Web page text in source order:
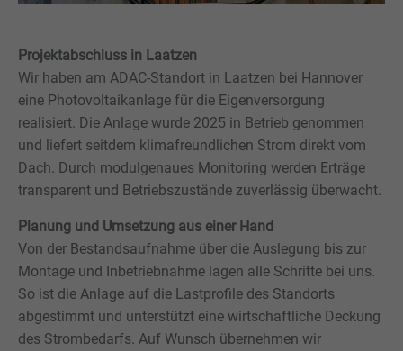
Projektabschluss in Laatzen
Wir haben am ADAC-Standort in Laatzen bei Hannover
eine Photovoltaikanlage für die Eigenversorgung
realisiert. Die Anlage wurde 2025 in Betrieb genommen
und liefert seitdem klimafreundlichen Strom direkt vom
Dach. Durch modulgenaues Monitoring werden Erträge
transparent und Betriebszustände zuverlässig überwacht.
Planung und Umsetzung aus einer Hand
Von der Bestandsaufnahme über die Auslegung bis zur
Montage und Inbetriebnahme lagen alle Schritte bei uns.
So ist die Anlage auf die Lastprofile des Standorts
abgestimmt und unterstützt eine wirtschaftliche Deckung
des Strombedarfs. Auf Wunsch übernehmen wir